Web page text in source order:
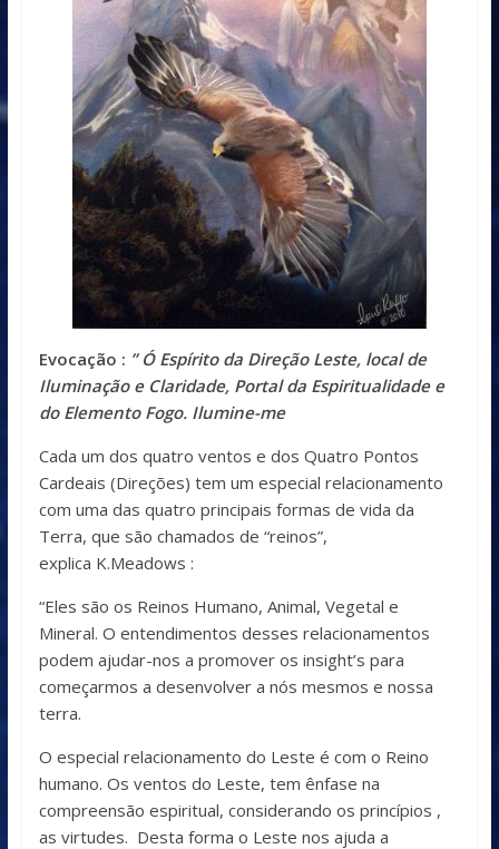
Evocação : ” Ó Espírito da Direção Leste, local de
Iluminação e Claridade, Portal da Espiritualidade e
do Elemento Fogo. Ilumine-me
Cada um dos quatro ventos e dos Quatro Pontos
Cardeais (Direções) tem um especial relacionamento
com uma das quatro principais formas de vida da
Terra, que são chamados de “reinos”,
explica K.Meadows :
“Eles são os Reinos Humano, Animal, Vegetal e
Mineral. O entendimentos desses relacionamentos
podem ajudar-nos a promover os insight’s para
começarmos a desenvolver a nós mesmos e nossa
terra.
O especial relacionamento do Leste é com o Reino
humano. Os ventos do Leste, tem ênfase na
compreensão espiritual, considerando os princípios ,
as virtudes. Desta forma o Leste nos ajuda a